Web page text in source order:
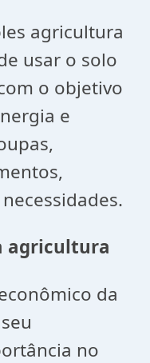
agricultura
usar o solo
o objetivo
e
,
,
agricultura
da
no